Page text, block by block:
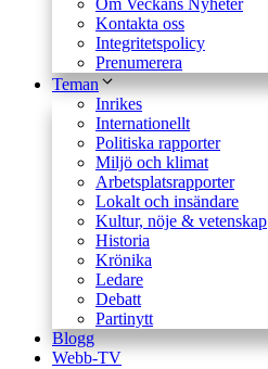
Om Veckans Nyheter
Kontakta oss
Integritetspolicy
Prenumerera
Teman
Inrikes
Internationellt
Politiska rapporter
Miljö och klimat
Arbetsplatsrapporter
Lokalt och insändare
Kultur, nöje & vetenskap
Historia
Krönika
Ledare
Debatt
Partinytt
Blogg
Webb-TV